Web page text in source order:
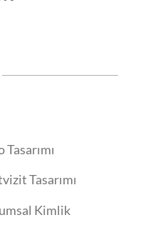
Tasarımı
Kimlik